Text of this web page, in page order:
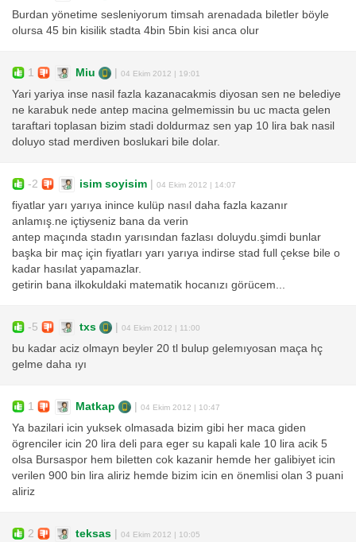
Burdan yönetime sesleniyorum timsah arenadada biletler böyle
olursa 45 bin kisilik stadta 4bin 5bin kisi anca olur
1 Miu | 04 Ekim 2012 | 19:01
Yari yariya inse nasil fazla kazanacakmis diyosan sen ne belediye
ne karabuk nede antep macina gelmemissin bu uc macta gelen
taraftari toplasan bizim stadi doldurmaz sen yap 10 lira bak nasil
doluyo stad merdiven boslukari bile dolar.
-2 isim soyisim | 04 Ekim 2012 | 14:07
fiyatlar yarı yarıya inince kulüp nasıl daha fazla kazanır
anlamış.ne içtiyseniz bana da verin
antep maçında stadın yarısından fazlası doluydu.şimdi bunlar
başka bir maç için fiyatları yarı yarıya indirse stad full çekse bile o
kadar hasılat yapamazlar.
getirin bana ilkokuldaki matematik hocanızı görücem...
-5 txs | 04 Ekim 2012 | 11:00
bu kadar aciz olmayn beyler 20 tl bulup gelemıyosan maça hç
gelme daha ıyı
1 Matkap | 04 Ekim 2012 | 10:47
Ya bazilari icin yuksek olmasada bizim gibi her maca giden
ögrenciler icin 20 lira deli para eger su kapali kale 10 lira acik 5
olsa Bursaspor hem biletten cok kazanir hemde her galibiyet icin
verilen 900 bin lira aliriz hemde bizim icin en önemlisi olan 3 puani
aliriz
2 teksas | 04 Ekim 2012 | 10:05